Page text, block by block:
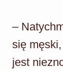
–
się
jest